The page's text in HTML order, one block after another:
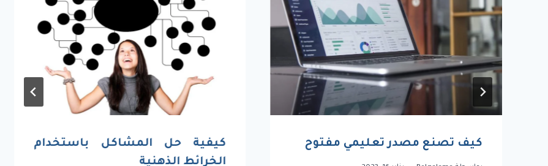
كيف تصنع مصدر تعليمي مفتوح
كيفية حل المشاكل باستخدام
الخرائط الذهنية